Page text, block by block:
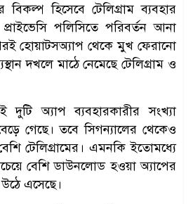
বিকল্প হিসেবে টেলিগ্রাম ব্যবহার
পলিসিতে পরিবর্তন আনা
হোয়াটসঅ্যাপ থেকে মুখ ফেরানো
দখলে মাঠে নেমেছে টেলিগ্রাম ও
অ্যাপ ব্যবহারকারীর সংখ্যা
গেছে। তবে সিগন্যালের থেকেও
টেলিগ্রামের। এমনকি ইতোমধ্যে
বেশি ডাউনলোড হওয়া অ্যাপের
এসেছে।